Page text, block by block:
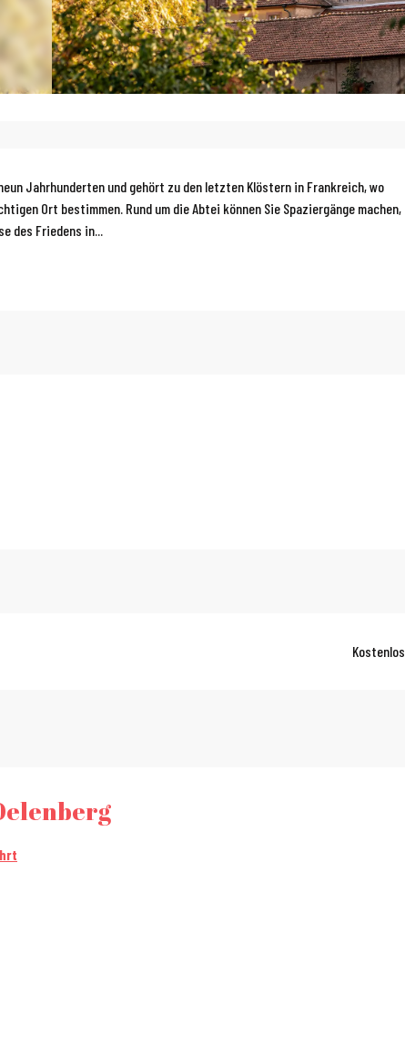
Jahrhunderten und gehört zu den letzten Klöstern in Frankreich, wo
Ort bestimmen. Rund um die Abtei können Sie Spaziergänge machen,
des Friedens in...
Kostenlos